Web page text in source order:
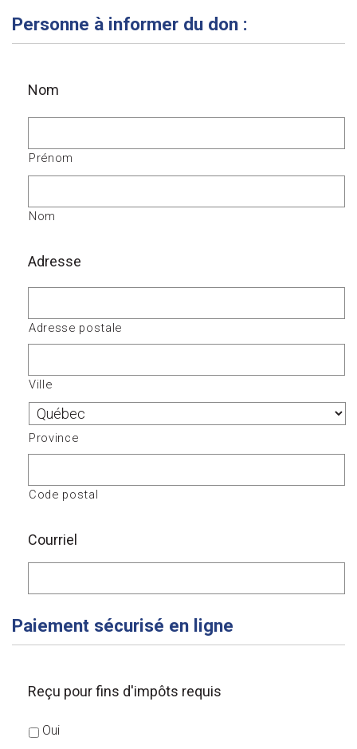
Personne à informer du don :
Nom
Prénom
Nom
Adresse
Adresse postale
Ville
Province
Code postal
Courriel
Paiement sécurisé en ligne
Reçu pour fins d'impôts requis
Oui